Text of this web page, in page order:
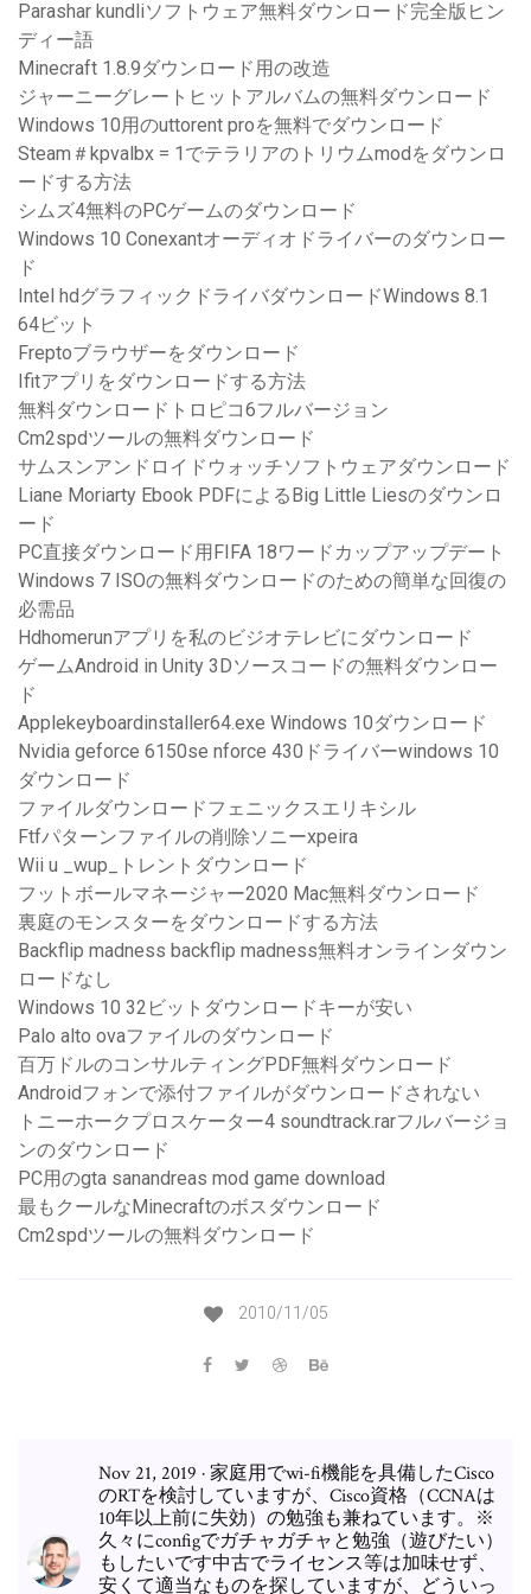
Parashar kundliソフトウェア無料ダウンロード完全版ヒン
ディー語
Minecraft 1.8.9ダウンロード用の改造
ジャーニーグレートヒットアルバムの無料ダウンロード
Windows 10用のuttorent proを無料でダウンロード
Steam＃kpvalbx = 1でテラリアのトリウムmodをダウンロ
ードする方法
シムズ4無料のPCゲームのダウンロード
Windows 10 Conexantオーディオドライバーのダウンロー
ド
Intel hdグラフィックドライバダウンロードWindows 8.1
64ビット
Freptoブラウザーをダウンロード
Ifitアプリをダウンロードする方法
無料ダウンロードトロピコ6フルバージョン
Cm2spdツールの無料ダウンロード
サムスンアンドロイドウォッチソフトウェアダウンロード
Liane Moriarty Ebook PDFによるBig Little Liesのダウンロ
ード
PC直接ダウンロード用FIFA 18ワードカップアップデート
Windows 7 ISOの無料ダウンロードのための簡単な回復の
必需品
Hdhomerunアプリを私のビジオテレビにダウンロード
ゲームAndroid in Unity 3Dソースコードの無料ダウンロー
ド
Applekeyboardinstaller64.exe Windows 10ダウンロード
Nvidia geforce 6150se nforce 430ドライバーwindows 10
ダウンロード
ファイルダウンロードフェニックスエリキシル
Ftfパターンファイルの削除ソニーxpeira
Wii u _wup_トレントダウンロード
フットボールマネージャー2020 Mac無料ダウンロード
裏庭のモンスターをダウンロードする方法
Backflip madness backflip madness無料オンラインダウン
ロードなし
Windows 10 32ビットダウンロードキーが安い
Palo alto ovaファイルのダウンロード
百万ドルのコンサルティングPDF無料ダウンロード
Androidフォンで添付ファイルがダウンロードされない
トニーホークプロスケーター4 soundtrack.rarフルバージョ
ンのダウンロード
PC用のgta sanandreas mod game download
最もクールなMinecraftのボスダウンロード
Cm2spdツールの無料ダウンロード
2010/11/05
Nov 21, 2019 · 家庭用でwi-fi機能を具備したCisco
のRTを検討していますが、Cisco資格（CCNAは
10年以上前に失効）の勉強も兼ねています。※
久々にconfigでガチャガチャと勉強（遊びたい）
もしたいです中古でライセンス等は加味せず、
安くて適当なものを探していますが、どういっ